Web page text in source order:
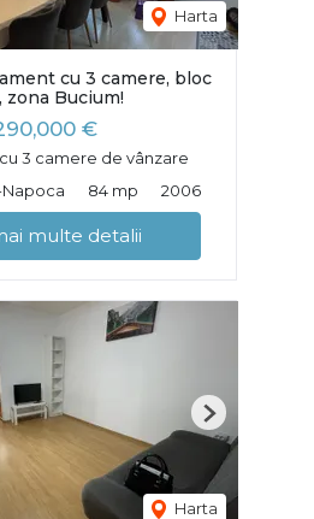
Harta
cu 3 camere, bloc
zona Bucium!
€
3 camere de vânzare
Napoca
84 mp 2006
multe detalii
Harta
Next